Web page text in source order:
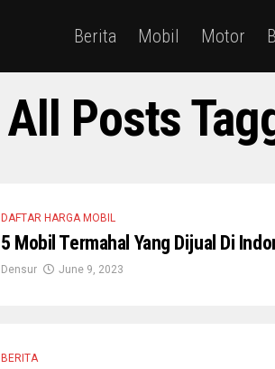
Berita Mobil Motor
All Posts
DAFTAR HARGA MOBIL
5 Mobil Termahal Yang Dijual Di
Densur June 9, 2023
BERITA